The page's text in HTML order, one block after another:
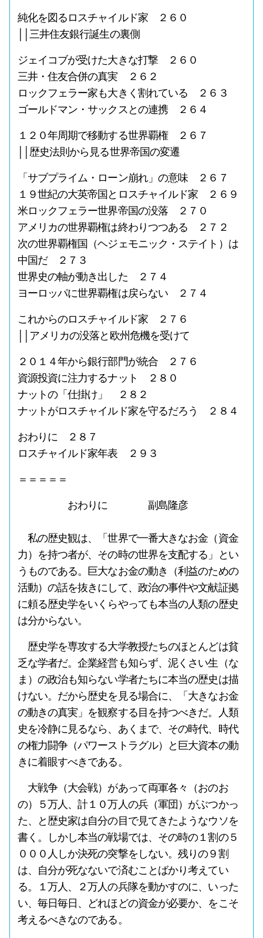
純化を図るロスチャイルド家 ２６０
││三井住友銀行誕生の裏側
ジェイコブが受けた大きな打撃 ２６０
三井・住友合併の真実 ２６２
ロックフェラー家も大きく割れている ２６３
ゴールドマン・サックスとの連携 ２６４
１２０年周期で移動する世界覇権 ２６７
││歴史法則から見る世界帝国の変遷
「サブプライム・ローン崩れ」の意味 ２６７
１９世紀の大英帝国とロスチャイルド家 ２６９
米ロックフェラー世界帝国の没落 ２７０
アメリカの世界覇権は終わりつつある ２７２
次の世界覇権国（ヘジェモニック・ステイト）は
中国だ ２７３
世界史の軸が動き出した ２７４
ヨーロッパに世界覇権は戻らない ２７４
これからのロスチャイルド家 ２７６
││アメリカの没落と欧州危機を受けて
２０１４年から銀行部門が統合 ２７６
資源投資に注力するナット ２８０
ナットの「仕掛け」 ２８２
ナットがロスチャイルド家を守るだろう ２８４
おわりに ２８７
ロスチャイルド家年表 ２９３
＝＝＝＝＝
おわりに 副島隆彦
私の歴史観は、「世界で一番大きなお金（資金
力）を持つ者が、その時の世界を支配する」とい
うものである。巨大なお金の動き（利益のための
活動）の話を抜きにして、政治の事件や文献証拠
に頼る歴史学をいくらやっても本当の人類の歴史
は分からない。
歴史学を専攻する大学教授たちのほとんどは貧
乏な学者だ。企業経営も知らず、泥くさい生（な
ま）の政治も知らない学者たちに本当の歴史は描
けない。だから歴史を見る場合に、「大きなお金
の動きの真実」を観察する目を持つべきだ。人類
史を冷静に見るなら、あくまで、その時代、時代
の権力闘争（パワーストラグル）と巨大資本の動
きに着眼すべきである。
大戦争（大会戦）があって両軍各々（おのお
の）５万人、計１０万人の兵（軍団）がぶつかっ
た、と歴史家は自分の目で見てきたようなウソを
書く。しかし本当の戦場では、その時の１割の５
０００人しか決死の突撃をしない。残りの９割
は、自分が死なないで済むことばかり考えてい
る。１万人、２万人の兵隊を動かすのに、いった
い、毎日毎日、どれほどの資金が必要か、をこそ
考えるべきなのである。